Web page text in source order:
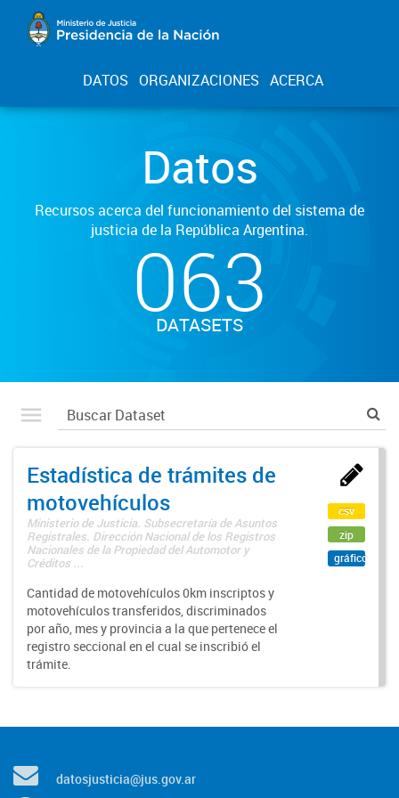
DATOS ORGANIZACIONES ACERCA
Datos
Recursos acerca del funcionamiento del sistema de
justicia de la República Argentina.
063
DATASETS
Estadística de trámites de
motovehículos
Ministerio de Justicia. Subsecretaría de Asuntos
Registrales. Dirección Nacional de los Registros
Nacionales de la Propiedad del Automotor y
Créditos ...
Cantidad de motovehículos 0km inscriptos y
motovehículos transferidos, discriminados
por año, mes y provincia a la que pertenece el
registro seccional en el cual se inscribió el
trámite.
csv
zip
gráfico
datosjusticia@jus.gov.ar